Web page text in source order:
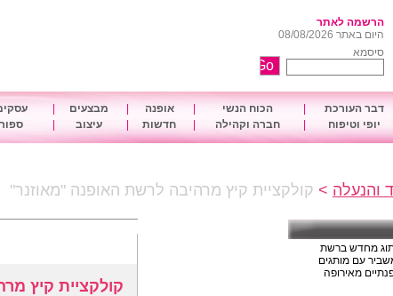
הרשמה לאתר
היום באתר 08/08/2026
סיסמא
דבר העורכת הכוח הנשי אופנה מבצעים
יופי וטיפוח חברה וקהילה חדשות עיצוב
והנעלה > קולקציית קיץ מרהיבה לרשת האופנה "מאוזנר"
מחדש ברשת
עם מותגים
מאירופה
קולקציית קיץ